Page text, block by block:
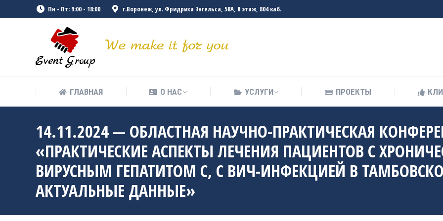
Пн - Пт: 9:00 - 18:00 г.Воронеж, ул. Фридриха Энгельса, 58А, 8 этаж, 804 каб.
ГЛАВНАЯ О НАС УСЛУГИ ПРОЕКТЫ
14.11.2024 — ОБЛАСТНАЯ НАУЧНО-ПРАКТИЧЕСКАЯ
«ПРАКТИЧЕСКИЕ АСПЕКТЫ ЛЕЧЕНИЯ ПАЦИЕНТОВ С
ВИРУСНЫМ ГЕПАТИТОМ С, С ВИЧ-ИНФЕКЦИЕЙ В
АКТУАЛЬНЫЕ ДАННЫЕ»
ГЛАВНАЯ О НАС УСЛУГИ ПРОЕКТЫ